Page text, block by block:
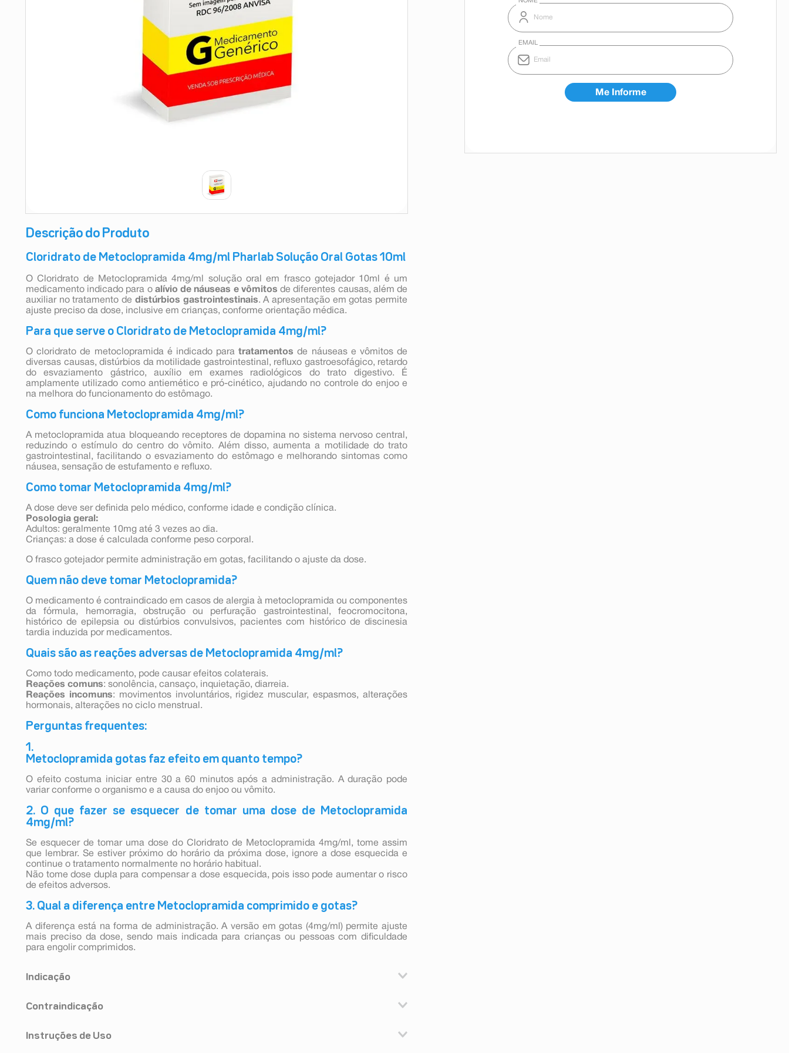
Descrição do Produto
Cloridrato de Metoclopramida 4mg/ml Pharlab Solução Oral Gotas 10ml
O Cloridrato de Metoclopramida 4mg/ml solução oral em frasco gotejador 10ml é um
medicamento indicado para oalívio de náuseas e vômitosde diferentes causas, além de
auxiliar no tratamento de distúrbios gastrointestinais. A apresentação em gotas permite
ajuste preciso da dose, inclusive em crianças, conforme orientação médica.
Para que serve o Cloridrato de Metoclopramida 4mg/ml?
O cloridrato de metoclopramida é indicado paratratamentos de náuseas e vômitos de
diversas causas, distúrbios da motilidade gastrointestinal, refluxo gastroesofágico, retardo
do esvaziamento gástrico, auxílio em exames radiológicos do trato digestivo. É
amplamente utilizado como antiemético e pró-cinético, ajudando no controle do enjoo e
na melhora do funcionamento do estômago.
Como funciona Metoclopramida 4mg/ml?
A metoclopramida atua bloqueando receptores de dopamina no sistema nervoso central,
reduzindo o estímulo do centro do vômito. Além disso, aumenta a motilidade do trato
gastrointestinal, facilitando o esvaziamento do estômago e melhorando sintomas como
náusea, sensação de estufamento e refluxo.
Como tomar Metoclopramida 4mg/ml?
A dose deve ser definida pelo médico, conforme idade e condição clínica.
Posologia geral:
Adultos: geralmente 10mg até 3 vezes ao dia.
Crianças: a dose é calculada conforme peso corporal.
O frasco gotejador permite administração em gotas, facilitando o ajuste da dose.
Quem não deve tomar Metoclopramida?
O medicamento é contraindicado em casos de alergia à metoclopramida ou componentes
da fórmula, hemorragia, obstrução ou perfuração gastrointestinal, feocromocitona,
histórico de epilepsia ou distúrbios convulsivos, pacientes com histórico de discinesia
tardia induzida por medicamentos.
Quais são as reações adversas de Metoclopramida 4mg/ml?
Como todo medicamento, pode causar efeitos colaterais.
Reações comuns: sonolência, cansaço, inquietação, diarreia.
Reações incomuns: movimentos involuntários, rigidez muscular, espasmos, alterações
hormonais, alterações no ciclo menstrual.
Perguntas frequentes:
1.
Metoclopramida gotas faz efeito em quanto tempo?
O efeito costuma iniciar entre 30 a 60 minutos após a administração. A duração pode
variar conforme o organismo e a causa do enjoo ou vômito.
2. O que fazer se esquecer de tomar uma dose de Metoclopramida
4mg/ml?
Se esquecer de tomar uma dose do Cloridrato de Metoclopramida 4mg/ml, tome assim
que lembrar. Se estiver próximo do horário da próxima dose, ignore a dose esquecida e
continue o tratamento normalmente no horário habitual.
Não tome dose dupla para compensar a dose esquecida, pois isso pode aumentar o risco
de efeitos adversos.
3. Qual a diferença entre Metoclopramida comprimido e gotas?
A diferença está na forma de administração. A versão em gotas (4mg/ml) permite ajuste
mais preciso da dose, sendo mais indicada para crianças ou pessoas com dificuldade
para engolir comprimidos.
Indicação
digestivo como em enjôos e vômitos de origem cirúrgica, doenças metabólicas e
gastrintestinal).
Contraindicação
- se você já teve alergia à metoclopramida ou a qualquer componente da fórmula;
Instruções de Uso
absorvente
10